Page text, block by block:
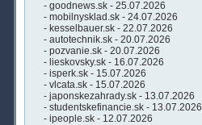
- goodnews.sk - 25.07.2026
- mobilnysklad.sk - 24.07.2026
- kesselbauer.sk - 22.07.2026
- autotechnik.sk - 20.07.2026
- pozvanie.sk - 20.07.2026
- lieskovsky.sk - 16.07.2026
- isperk.sk - 15.07.2026
- vlcata.sk - 15.07.2026
- japonskezahrady.sk - 13.07.2026
- studentskefinancie.sk - 13.07.2026
- ipeople.sk - 12.07.2026